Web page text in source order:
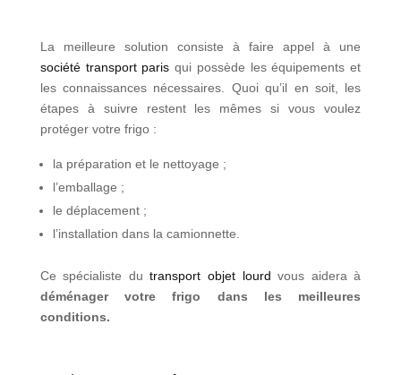
La meilleure solution consiste à faire appel à une
société transport paris qui possède les équipements et
les connaissances nécessaires. Quoi qu’il en soit, les
étapes à suivre restent les mêmes si vous voulez
protéger votre frigo :
la préparation et le nettoyage ;
l’emballage ;
le déplacement ;
l’installation dans la camionnette.
Ce spécialiste dutransport objet lourd vous aidera à
déménager votre frigo dans les meilleures
conditions.